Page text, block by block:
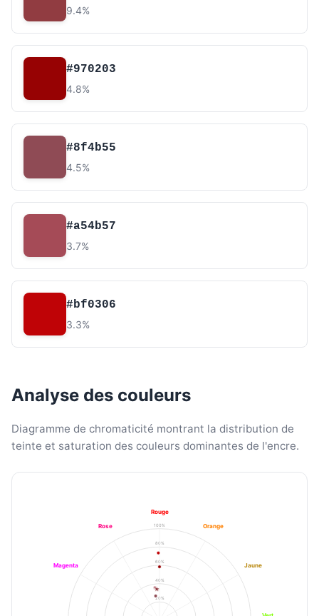
9.4%
#970203
4.8%
#8f4b55
4.5%
#a54b57
3.7%
#bf0306
3.3%
Analyse des couleurs
Diagramme de chromaticité montrant la distribution de
teinte et saturation des couleurs dominantes de l'encre.
20%
40%
60%
80%
100%
Rouge
Orange
Jaune
Magenta
Rose